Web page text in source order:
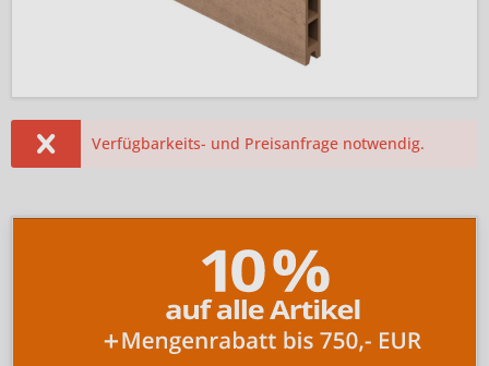
Verfügbarkeits- und Preisanfrage notwendig.